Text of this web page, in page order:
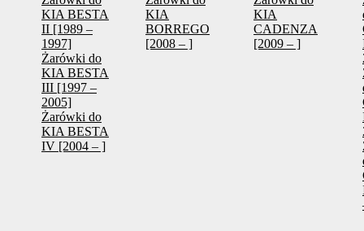
KIA BESTA
II [1989 –
1997]
Żarówki do
KIA BESTA
III [1997 –
2005]
Żarówki do
KIA BESTA
IV [2004 – ]
KIA
BORREGO
[2008 – ]
KIA
CADENZA
[2009 – ]